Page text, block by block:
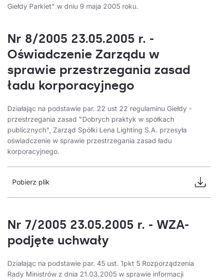
Giełdy Parkiet" w dniu 9 maja 2005 roku.
Nr 8/2005 23.05.2005 r. -
Oświadczenie Zarządu w
sprawie przestrzegania zasad
ładu korporacyjnego
Działając na podstawie par. 22 ust 22 regulaminu Giełdy -
przestrzegania zasad "Dobrych praktyk w spółkach
publicznych", Zarząd Spółki Lena Lighting S.A. przesyła
oświadczenie w sprawie przestrzegania zasad ładu
korporacyjnego.
Pobierz plik
Nr 7/2005 23.05.2005 r. - WZA-
podjęte uchwały
Działając na podstawie par. 45 ust. 1pkt 5 Rozporządzenia
Rady Ministrów z dnia 21.03.2005 w sprawie informacji